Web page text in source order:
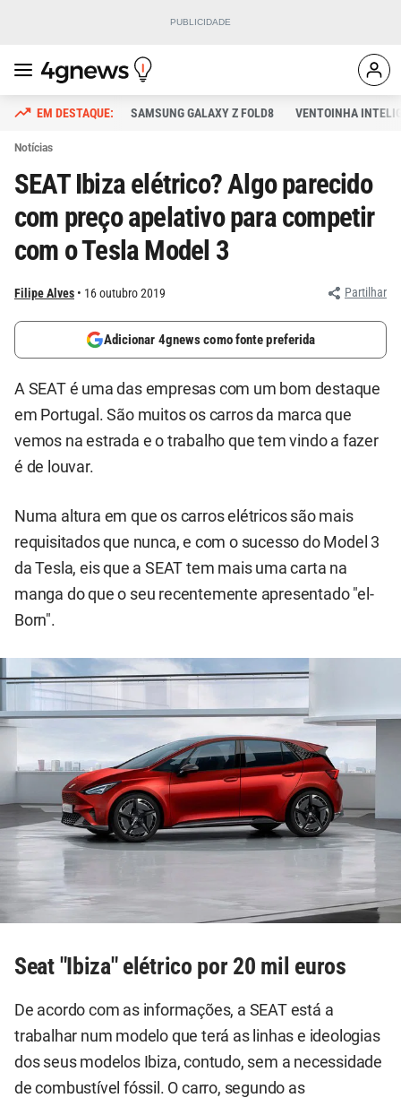
SAMSUNG GALAXY Z FOLD8 VENTOINHA
Notícias
SEAT Ibiza elétrico? Algo parecido
com preço apelativo para competir
com o Tesla Model 3
Filipe Alves 16 outubro 2019 Partilhar
Adicionar 4gnews como fonte preferida
A SEAT é uma das empresas com um bom destaque
em Portugal. São muitos os carros da marca que
vemos na estrada e o trabalho que tem vindo a fazer
é de louvar.
Numa altura em que os carros elétricos são mais
requisitados que nunca, e com o sucesso do Model 3
da Tesla, eis que a SEAT tem mais uma carta na
manga do que o seu recentemente apresentado "el-
Born".
Seat "Ibiza" elétrico por 20 mil euros
De acordo com as informações, a SEAT está a
trabalhar num modelo que terá as linhas e ideologias
dos seus modelos Ibiza, contudo, sem a necessidade
de combustível fóssil. O carro, segundo as